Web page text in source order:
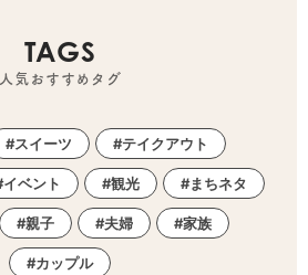
TAGS
人気おすすめタグ
スイーツ テイクアウト
イベント 観光 まちネタ
親子 夫婦 家族
カップル